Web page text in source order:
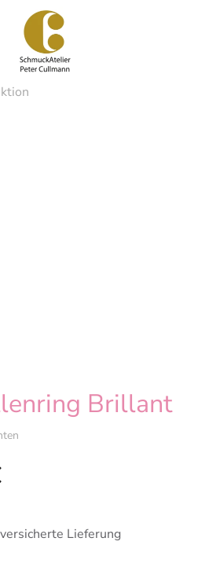
Brillant
Lieferung